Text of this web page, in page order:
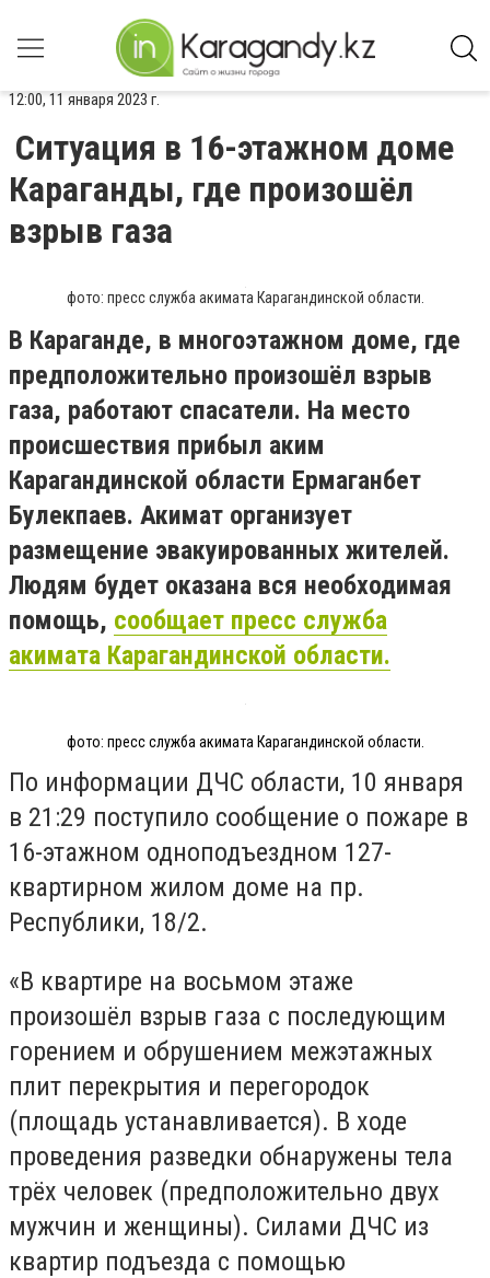
12:00, 11 января 2023 г.
Ситуация в 16-этажном доме
Караганды, где произошёл
взрыв газа
фото: пресс служба акимата Карагандинской области.
В Караганде, в многоэтажном доме, где
предположительно произошёл взрыв
газа, работают спасатели. На место
происшествия прибыл аким
Карагандинской области Ермаганбет
Булекпаев. Акимат организует
размещение эвакуированных жителей.
Людям будет оказана вся необходимая
помощь, сообщает пресс служба
акимата Карагандинской области.
фото: пресс служба акимата Карагандинской области.
По информации ДЧС области, 10 января
в 21:29 поступило сообщение о пожаре в
16-этажном одноподъездном 127-
квартирном жилом доме на пр.
Республики, 18/2.
«В квартире на восьмом этаже
произошёл взрыв газа с последующим
горением и обрушением межэтажных
плит перекрытия и перегородок
(площадь устанавливается). В ходе
проведения разведки обнаружены тела
трёх человек (предположительно двух
мужчин и женщины). Силами ДЧС из
квартир подъезда с помощью